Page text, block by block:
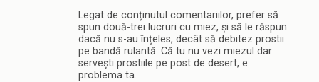
Legat de conținutul comentariilor, prefer să
spun două-trei lucruri cu miez, și să le răspun
dacă nu s-au înțeles, decât să debitez prostii
pe bandă rulantă. Că tu nu vezi miezul dar
servești prostiile pe post de desert, e
problema ta.